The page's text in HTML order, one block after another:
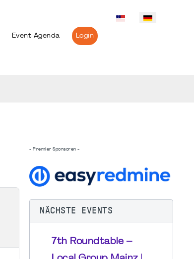
Event Agenda Login
- Premier Sponsoren -
NÄCHSTE EVENTS
7th Roundtable –